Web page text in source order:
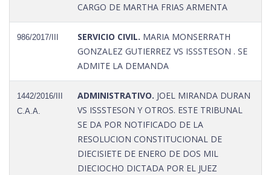
CARGO DE MARTHA FRIAS ARMENTA
986/2017/III SERVICIO CIVIL. MARIA MONSERRATH
GONZALEZ GUTIERREZ VS ISSSTESON . SE
ADMITE LA DEMANDA
1442/2016/III
C.A.A.
ADMINISTRATIVO. JOEL MIRANDA DURAN
VS ISSSTESON Y OTROS. ESTE TRIBUNAL
SE DA POR NOTIFICADO DE LA
RESOLUCION CONSTITUCIONAL DE
DIECISIETE DE ENERO DE DOS MIL
DIECIOCHO DICTADA POR EL JUEZ